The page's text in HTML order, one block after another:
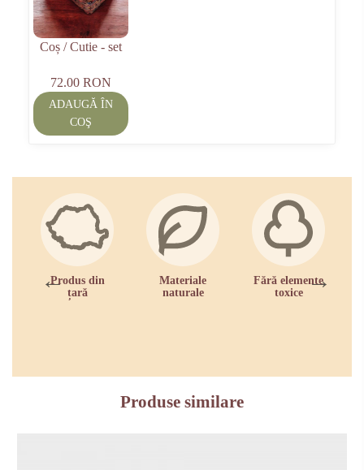
Coș / Cutie - set
72.00 RON
ADAUGĂ ÎN
COŞ
Produs din
țară
Materiale
naturale
Fără elemente
toxice
Produse similare